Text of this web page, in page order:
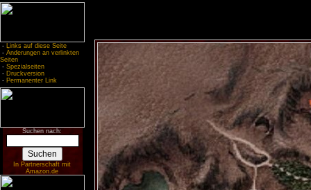
- Links auf diese Seite
- Änderungen an verlinkten
Seiten
- Spezialseiten
- Druckversion
- Permanenter Link
Suchen nach:
In Partnerschaft mit
Amazon.de